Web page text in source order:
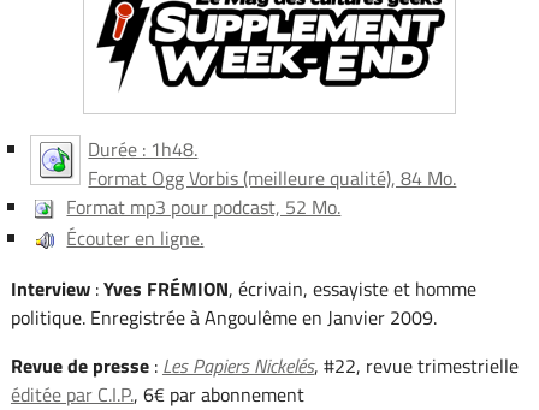
Durée : 1h48.
Format Ogg Vorbis (meilleure qualité), 84 Mo.
Format mp3 pour podcast, 52 Mo.
Écouter en ligne.
Interview:Yves FRÉMION, écrivain, essayiste et homme
politique. Enregistrée à Angoulême en Janvier 2009.
Revue de presse: Les Papiers Nickelés, #22, revue trimestrielle
éditée par C.I.P., 6€ par abonnement